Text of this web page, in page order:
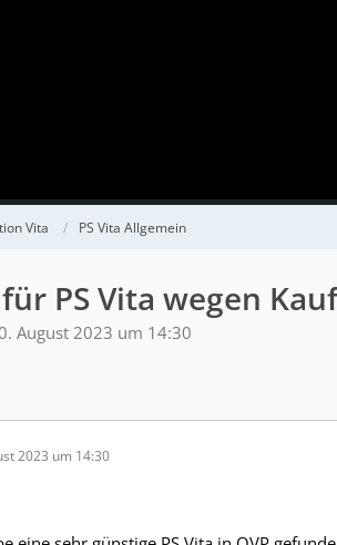
Vita PS Vita Allgemein
PS Vita wegen
August 2023 um 14:30
2023 um 14:30